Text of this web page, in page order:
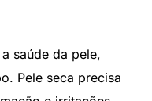
saúde da pele,
Pele seca precisa